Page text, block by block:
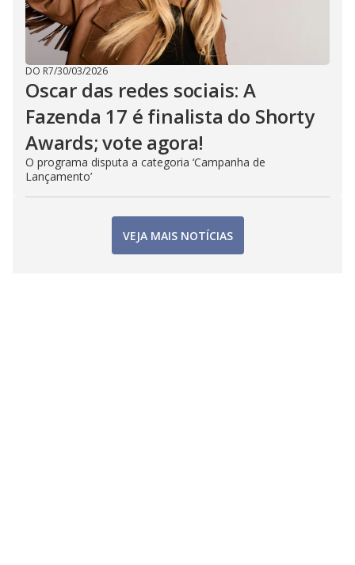
DO R7/30/03/2026
Oscar das redes sociais: A
Fazenda 17 é finalista do Shorty
Awards; vote agora!
O programa disputa a categoria ‘Campanha de
Lançamento’
VEJA MAIS NOTÍCIAS